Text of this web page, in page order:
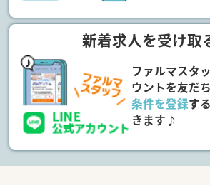
新着求人を受け取
ファルマスタ
ウントを友だ
条件を登録す
きます♪